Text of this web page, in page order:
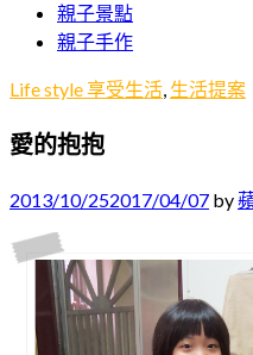
親子景點
親子手作
Life style 享受生活, 生活提案
愛的抱抱
2013/10/252017/04/07 by